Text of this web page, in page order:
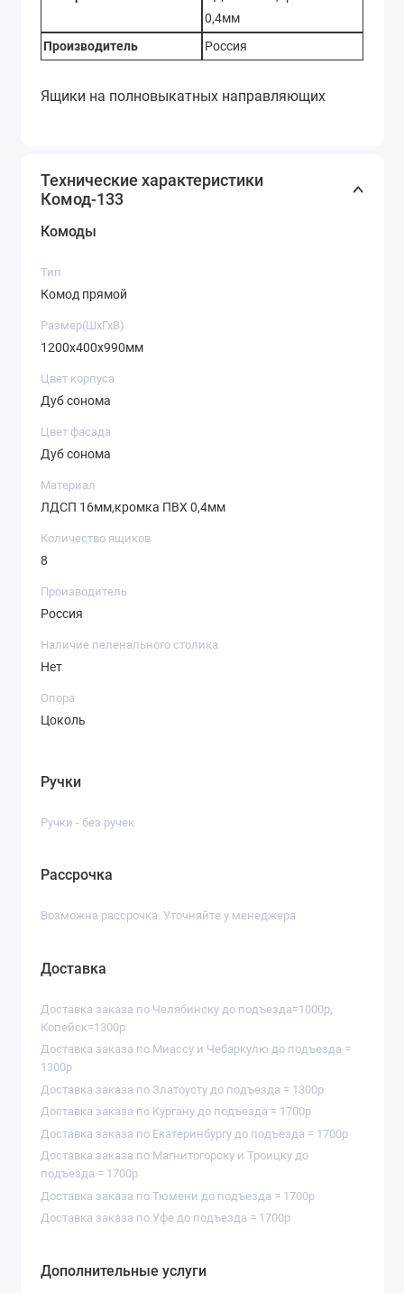
0,4мм
Производитель
Россия
Ящики на полновыкатных направляющих
Технические характеристики
Комод-133
Комоды
Тип
Комод прямой
Размер(ШхГхВ)
1200х400х990мм
Цвет корпуса
Дуб сонома
Цвет фасада
Дуб сонома
Материал
ЛДСП 16мм,кромка ПВХ 0,4мм
Количество ящиков
8
Производитель
Россия
Наличие пеленального столика
Нет
Опора
Цоколь
Ручки
Ручки - без ручек
Рассрочка
Возможна рассрочка. Уточняйте у менеджера
Доставка
Доставка заказа по Челябинску до подъезда=1000р,
Копейск=1300р
Доставка заказа по Миассу и Чебаркулю до подъезда =
1300р
Доставка заказа по Златоусту до подъезда = 1300р
Доставка заказа по Кургану до подъезда = 1700р
Доставка заказа по Екатеринбургу до подъезда = 1700р
Доставка заказа по Магнитогорску и Троицку до
подъезда = 1700р
Доставка заказа по Тюмени до подъезда = 1700р
Доставка заказа по Уфе до подъезда = 1700р
Дополнительные услуги